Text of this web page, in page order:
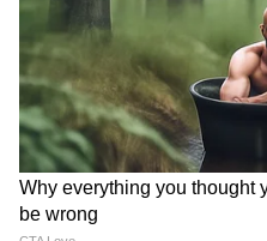
উচ্চ মানের ভিডিও
জন্য এটি একটি দুর্দান্ত
8